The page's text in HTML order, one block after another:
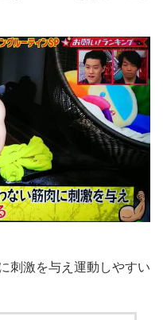
刺激を与え運動しやすい